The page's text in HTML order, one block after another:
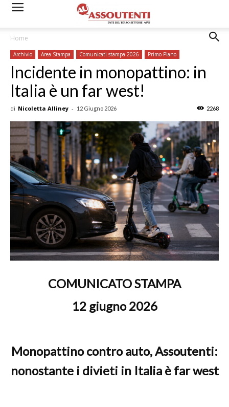
Home
Archivio Area Stampa Comunicati stampa 2026 Primo Piano
Incidente in monopattino: in
Italia è un far west!
di Nicoletta Alliney - 12 Giugno 2026 2268
COMUNICATO STAMPA
12 giugno 2026
Monopattino contro auto, Assoutenti:
nonostante i divieti in Italia è far west